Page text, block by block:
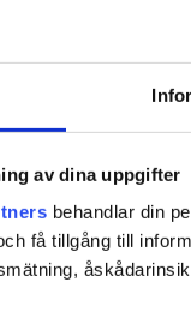
av dina uppgifter
behandlar din
få tillgång till
i
om 39
i mer än två
skadade
och damm i
orsakar skador